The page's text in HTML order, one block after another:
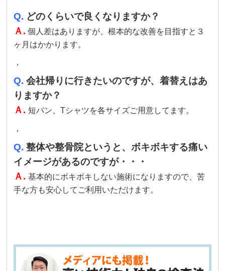
Q. どのくらいで良くなりますか？
Ａ. 個人差はありますが、根本的な改善を目指すと３
ヶ月はかかります。
，
Q. 会社帰りに行きたいのですが、着替えはあ
りますか？
Ａ.短パン、Tシャツを各サイズご用意してます。
，
Q. 整体や整骨院というと、ボキボキする痛い
イメージがあるのですが・・・
Ａ.基本的にボキボキしない施術になりますので、苦
手な方も安心してご利用いただけます。